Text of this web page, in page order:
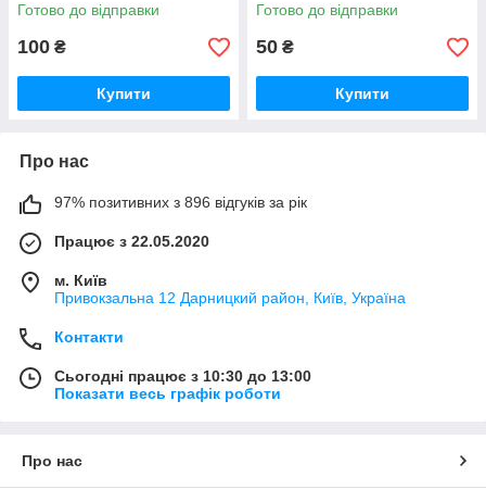
Готово до відправки
100 ₴
Купити
Готово до відправки
50 ₴
Купити
Про нас
97% позитивних з 896 відгуків за рік
Працює з 22.05.2020
м. Київ
Привокзальна 12 Дарницкий район, Київ, Україна
Контакти
Сьогодні працює з 10:30 до 13:00
Показати весь графік роботи
Про нас